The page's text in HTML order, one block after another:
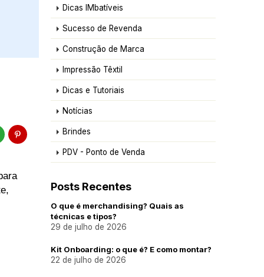
Dicas IMbatíveis
Sucesso de Revenda
Construção de Marca
Impressão Têxtil
Dicas e Tutoriais
Notícias
Brindes
PDV - Ponto de Venda
Posts Recentes
O que é merchandising? Quais as
técnicas e tipos?
29 de julho de 2026
Kit Onboarding: o que é? E como montar?
22 de julho de 2026